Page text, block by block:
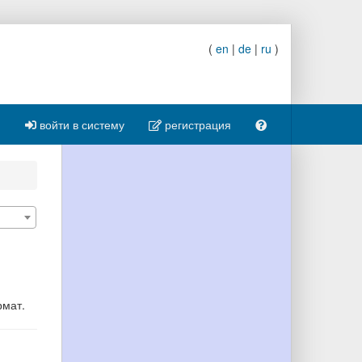
( en | de | ru )
войти в систему регистрация